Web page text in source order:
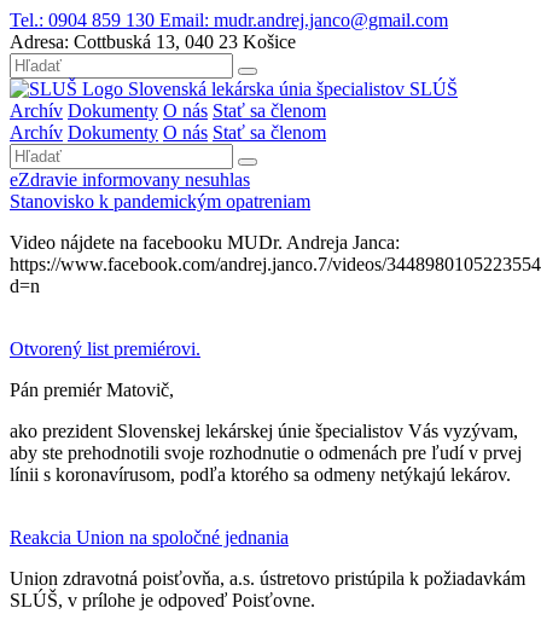
Tel.: 0904 859 130 Email: mudr.andrej.janco@gmail.com
Adresa: Cottbuská 13, 040 23 Košice
Slovenská lekárska únia špecialistov SLÚŠ
Archív Dokumenty O nás Stať sa členom
Archív Dokumenty O nás Stať sa členom
eZdravie informovany nesuhlas
Stanovisko k pandemickým opatreniam
Video nájdete na facebooku MUDr. Andreja Janca:
https://www.facebook.com/andrej.janco.7/videos/
d=n
Otvorený list premiérovi.
Pán premiér Matovič,
ako prezident Slovenskej lekárskej únie špecialistov Vás vyzývam,
aby ste prehodnotili svoje rozhodnutie o odmenách pre ľudí v prvej
línii s koronavírusom, podľa ktorého sa odmeny netýkajú lekárov.
Reakcia Union na spoločné jednania
Union zdravotná poisťovňa, a.s. ústretovo pristúpila k požiadavkám
SLÚŠ, v prílohe je odpoveď Poisťovne.